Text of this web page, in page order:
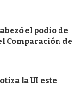
el podio de
Comparación de
la UI este